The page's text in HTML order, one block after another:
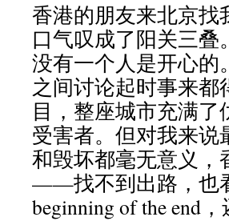
香港的朋友来北京找
口气叹成了阳关三叠
没有一个人是开心的
之间讨论起时事来
目，整座城市充满
受害者。但对我来
和毁坏都毫无意义，
——找不到出路，也
beginning of the end